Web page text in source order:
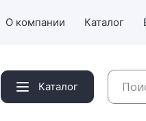
О компании Каталог
Каталог